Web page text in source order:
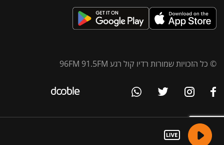
© כל הזכויות שמורות רדיו קול רגע 96FM 91.5FM